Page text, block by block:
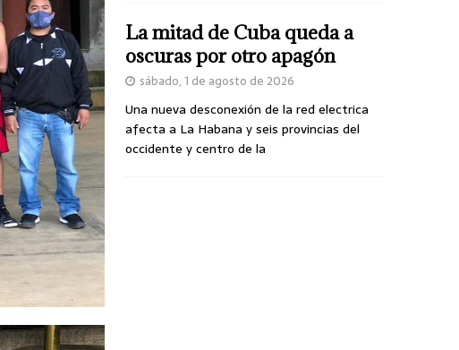
La mitad de Cuba queda a
oscuras por otro apagón
sábado, 1 de agosto de 2026
Una nueva desconexión de la red electrica
afecta a La Habana y seis provincias del
occidente y centro de la